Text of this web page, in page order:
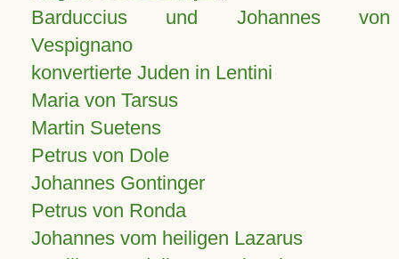
Barduccius und Johannes von
Vespignano
konvertierte Juden in Lentini
Maria von Tarsus
Martin Suetens
Petrus von Dole
Johannes Gontinger
Petrus von Ronda
Johannes vom heiligen Lazarus